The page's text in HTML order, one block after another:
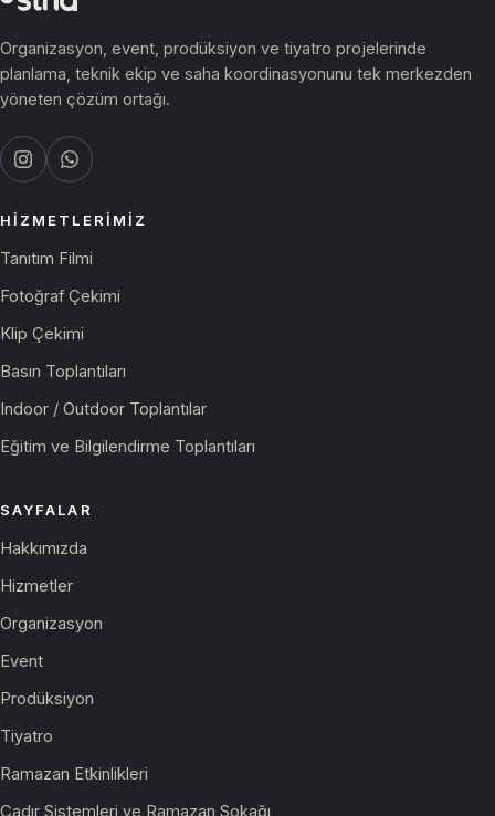
Otel Etkinlikleri
Şirket Lansmanları
Yazar ve Söyleşi Programları
Bayi Toplantıları
İç İletişim ve Dönem Toplantıları
Satış Teşkilatı Toplantıları
Eğitim ve Bilgilendirme Toplantıları
Indoor / Outdoor Toplantılar
Basın Toplantıları
Klip Çekimi
Fotoğraf Çekimi
Tanıtım Filmi
Organizasyon, event, prodüksiyon ve tiyatro projelerinde
planlama, teknik ekip ve saha koordinasyonunu tek merkezden
yöneten çözüm ortağı.
HIZMETLERIMIZ
Tanıtım Filmi
Fotoğraf Çekimi
Klip Çekimi
Basın Toplantıları
Indoor / Outdoor Toplantılar
Eğitim ve Bilgilendirme Toplantıları
SAYFALAR
Hakkımızda
Hizmetler
Organizasyon
Event
Prodüksiyon
Tiyatro
Ramazan Etkinlikleri
Çadır Sistemleri ve Ramazan Sokağı